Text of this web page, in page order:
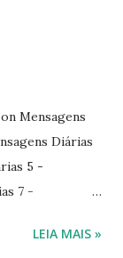
Mensagens
Diárias
5 -
7 -
-
LEIA MAIS »